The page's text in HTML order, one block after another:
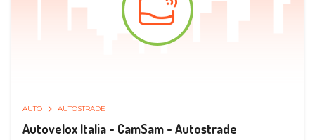
AUTO AUTOSTRADE
Autovelox Italia - CamSam - Autostrade